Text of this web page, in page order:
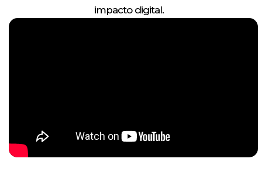
impacto digital.